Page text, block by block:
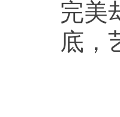
完美
底，